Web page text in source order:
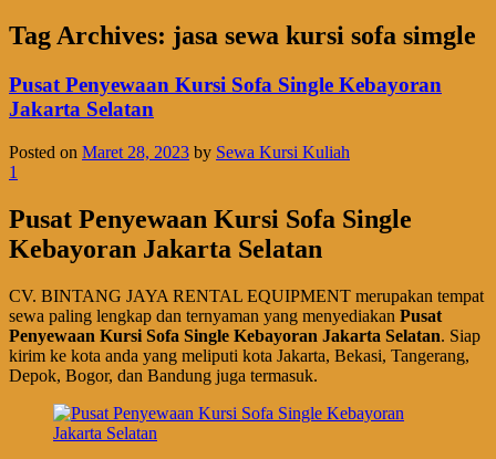
Tag Archives: jasa sewa kursi sofa simgle
Pusat Penyewaan Kursi Sofa Single Kebayoran
Jakarta Selatan
Posted on Maret 28, 2023 by Sewa Kursi Kuliah
1
Pusat Penyewaan Kursi Sofa Single
Kebayoran Jakarta Selatan
CV. BINTANG JAYA RENTAL EQUIPMENT merupakan tempat
sewa paling lengkap dan ternyaman yang menyediakan Pusat
Penyewaan Kursi Sofa Single Kebayoran Jakarta Selatan. Siap
kirim ke kota anda yang meliputi kota Jakarta, Bekasi, Tangerang,
Depok, Bogor, dan Bandung juga termasuk.